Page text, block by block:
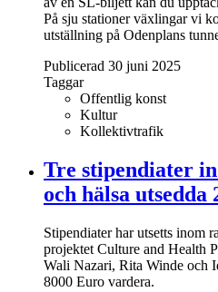
På sju stationer växlingar vi
utställning på Odenplans
Publicerad 30 juni 2025
Taggar
Offentlig konst
Kultur
Kollektivtrafik
Tre stipendiater
och hälsa utsedda
Stipendiater har utsetts inom
projektet Culture and Health
Wali Nazari, Rita Winde och
8000 Euro vardera.